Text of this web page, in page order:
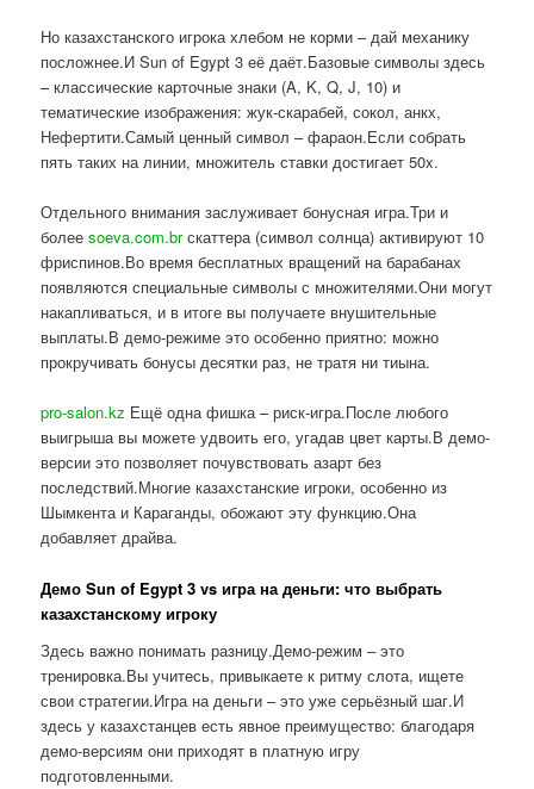
Но казахстанского игрока хлебом не корми – дай механику
посложнее.И Sun of Egypt 3 её даёт.Базовые символы здесь
– классические карточные знаки (A, K, Q, J, 10) и
тематические изображения: жук-скарабей, сокол, анкх,
Нефертити.Самый ценный символ – фараон.Если собрать
пять таких на линии, множитель ставки достигает 50x.
Отдельного внимания заслуживает бонусная игра.Три и
болееsoeva.com.brскаттера (символ солнца) активируют 10
фриспинов.Во время бесплатных вращений на барабанах
появляются специальные символы с множителями.Они могут
накапливаться, и в итоге вы получаете внушительные
выплаты.В демо-режиме это особенно приятно: можно
прокручивать бонусы десятки раз, не тратя ни тиына.
pro-salon.kz Ещё одна фишка – риск-игра.После любого
выигрыша вы можете удвоить его, угадав цвет карты.В демо-
версии это позволяет почувствовать азарт без
последствий.Многие казахстанские игроки, особенно из
Шымкента и Караганды, обожают эту функцию.Она
добавляет драйва.
Демо Sun of Egypt 3 vs игра на деньги: что выбрать
казахстанскому игроку
Здесь важно понимать разницу.Демо-режим – это
тренировка.Вы учитесь, привыкаете к ритму слота, ищете
свои стратегии.Игра на деньги – это уже серьёзный шаг.И
здесь у казахстанцев есть явное преимущество: благодаря
демо-версиям они приходят в платную игру
подготовленными.